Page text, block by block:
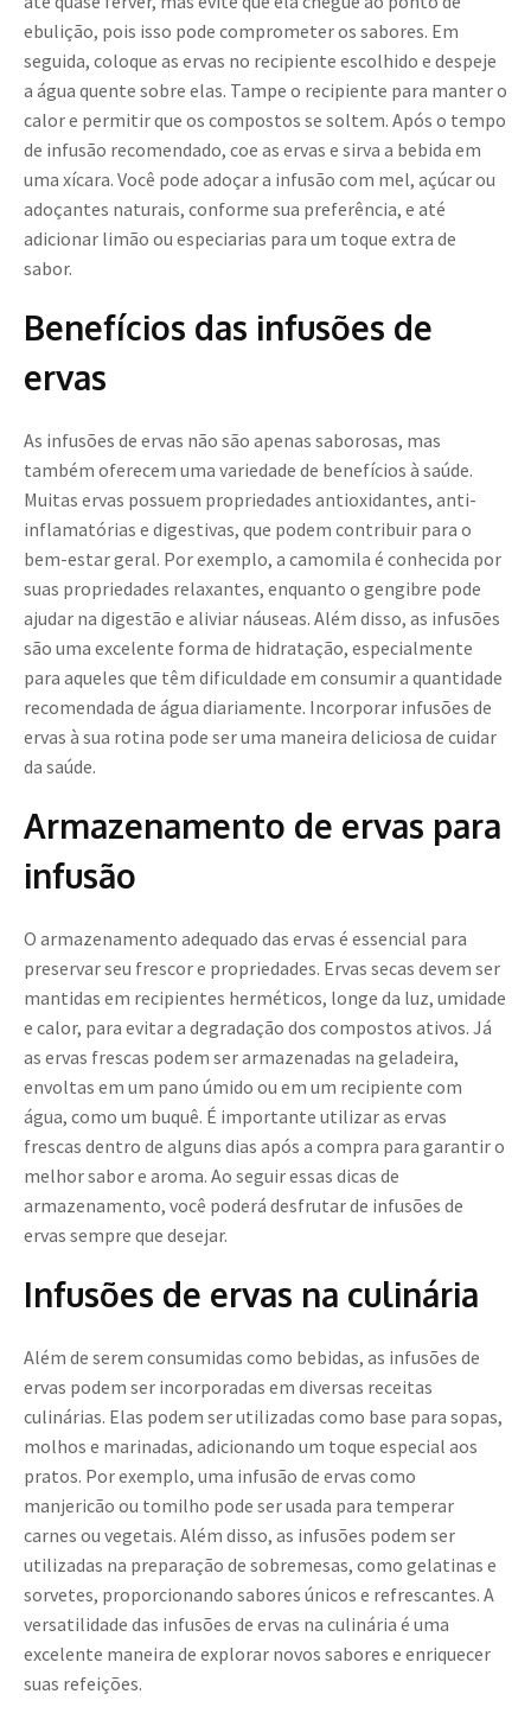
ebulição, pois isso pode comprometer os sabores. Em
seguida, coloque as ervas no recipiente escolhido e despeje
a água quente sobre elas. Tampe o recipiente para manter o
calor e permitir que os compostos se soltem. Após o tempo
de infusão recomendado, coe as ervas e sirva a bebida em
uma xícara. Você pode adoçar a infusão com mel, açúcar ou
adoçantes naturais, conforme sua preferência, e até
adicionar limão ou especiarias para um toque extra de
sabor.
Benefícios das infusões de
ervas
As infusões de ervas não são apenas saborosas, mas
também oferecem uma variedade de benefícios à saúde.
Muitas ervas possuem propriedades antioxidantes, anti-
inflamatórias e digestivas, que podem contribuir para o
bem-estar geral. Por exemplo, a camomila é conhecida por
suas propriedades relaxantes, enquanto o gengibre pode
ajudar na digestão e aliviar náuseas. Além disso, as infusões
são uma excelente forma de hidratação, especialmente
para aqueles que têm dificuldade em consumir a quantidade
recomendada de água diariamente. Incorporar infusões de
ervas à sua rotina pode ser uma maneira deliciosa de cuidar
da saúde.
Armazenamento de ervas para
infusão
O armazenamento adequado das ervas é essencial para
preservar seu frescor e propriedades. Ervas secas devem ser
mantidas em recipientes herméticos, longe da luz, umidade
e calor, para evitar a degradação dos compostos ativos. Já
as ervas frescas podem ser armazenadas na geladeira,
envoltas em um pano úmido ou em um recipiente com
água, como um buquê. É importante utilizar as ervas
frescas dentro de alguns dias após a compra para garantir o
melhor sabor e aroma. Ao seguir essas dicas de
armazenamento, você poderá desfrutar de infusões de
ervas sempre que desejar.
Infusões de ervas na culinária
Além de serem consumidas como bebidas, as infusões de
ervas podem ser incorporadas em diversas receitas
culinárias. Elas podem ser utilizadas como base para sopas,
molhos e marinadas, adicionando um toque especial aos
pratos. Por exemplo, uma infusão de ervas como
manjericão ou tomilho pode ser usada para temperar
carnes ou vegetais. Além disso, as infusões podem ser
utilizadas na preparação de sobremesas, como gelatinas e
sorvetes, proporcionando sabores únicos e refrescantes. A
versatilidade das infusões de ervas na culinária é uma
excelente maneira de explorar novos sabores e enriquecer
suas refeições.